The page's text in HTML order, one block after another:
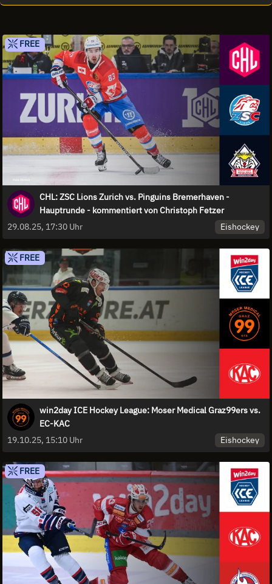
FREE
CHL: ZSC Lions Zurich vs. Pinguins Bremerhaven -
Hauptrunde - kommentiert von Christoph Fetzer
29.08.25, 17:30 Uhr
Eishockey
FREE
win2day ICE Hockey League: Moser Medical Graz99ers vs.
EC-KAC
19.10.25, 15:10 Uhr
Eishockey
FREE